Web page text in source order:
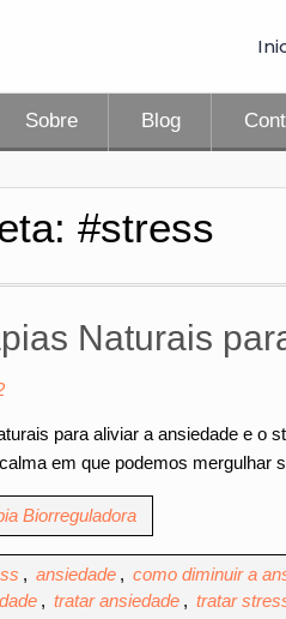
Sobre Blog
#stress
Naturais
para aliviar a ansiedade e o
em que podemos mergulhar
Biorreguladora
, ansiedade , como diminuir a
, tratar ansiedade , tratar